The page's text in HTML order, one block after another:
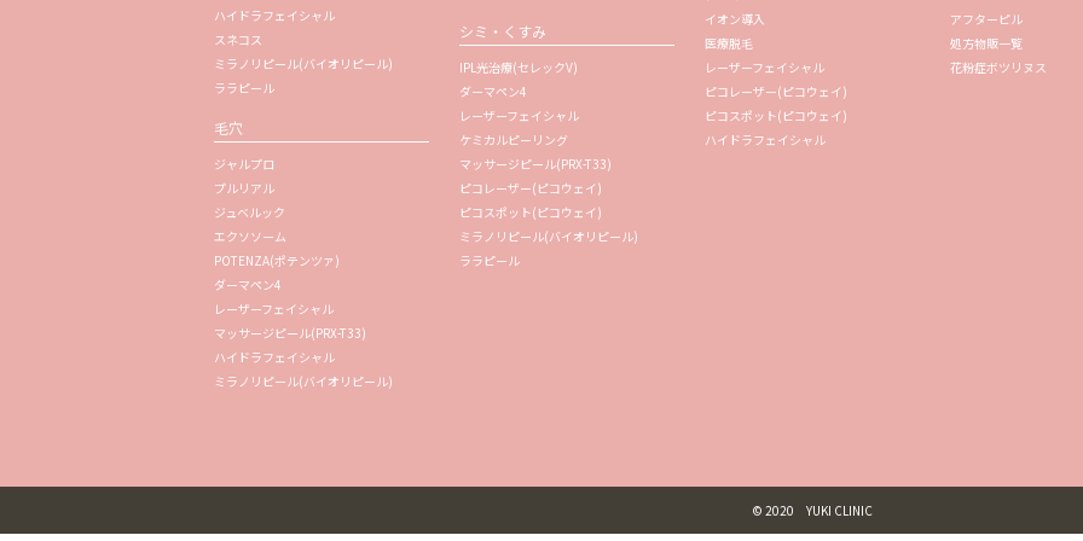
ハイドラフェイシャル
スネコス
ミラノリピール(バイオリピール)
ララピール
毛穴
ジャルプロ
プルリアル
ジュベルック
エクソソーム
POTENZA(ポテンツァ)
ダーマペン4
レーザーフェイシャル
マッサージピール(PRX-T33)
ハイドラフェイシャル
ミラノリピール(バイオリピール)
シミ・くすみ
IPL光治療(セレックV)
ダーマペン4
レーザーフェイシャル
ケミカルピーリング
マッサージピール(PRX-T33)
ピコレーザー(ピコウェイ)
ピコスポット(ピコウェイ)
ミラノリピール(バイオリピール)
ララピール
イオン導入
医療脱毛
レーザーフェイシャル
ピコレーザー(ピコウェイ)
ピコスポット(ピコウェイ)
ハイドラフェイシャル
アフターピル
処方物販一覧
花粉症ボツリヌス
© 2020 YUKI CLINIC